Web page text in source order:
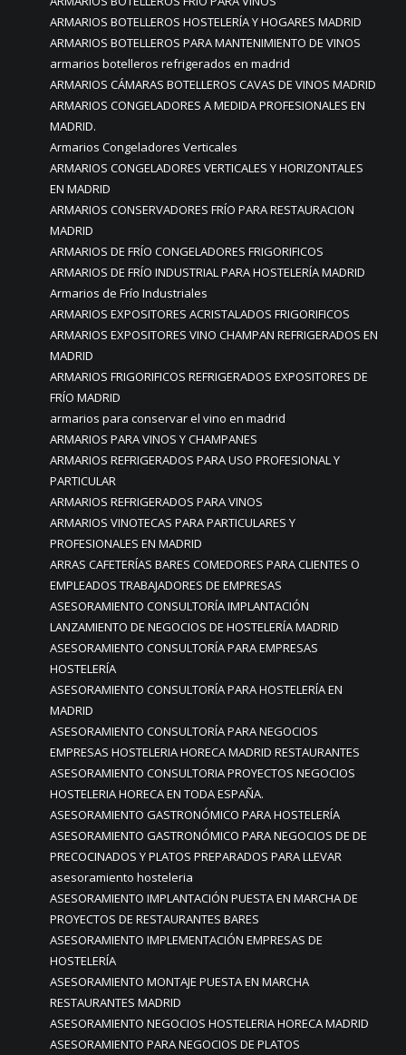
ARMARIOS BOTELLEROS HOSTELERÍA Y HOGARES MADRID
ARMARIOS BOTELLEROS PARA MANTENIMIENTO DE VINOS
armarios botelleros refrigerados en madrid
ARMARIOS CÁMARAS BOTELLEROS CAVAS DE VINOS MADRID
ARMARIOS CONGELADORES A MEDIDA PROFESIONALES EN
MADRID.
Armarios Congeladores Verticales
ARMARIOS CONGELADORES VERTICALES Y HORIZONTALES
EN MADRID
ARMARIOS CONSERVADORES FRÍO PARA RESTAURACION
MADRID
ARMARIOS DE FRÍO CONGELADORES FRIGORIFICOS
ARMARIOS DE FRÍO INDUSTRIAL PARA HOSTELERÍA MADRID
Armarios de Frío Industriales
ARMARIOS EXPOSITORES ACRISTALADOS FRIGORIFICOS
ARMARIOS EXPOSITORES VINO CHAMPAN REFRIGERADOS EN
MADRID
ARMARIOS FRIGORIFICOS REFRIGERADOS EXPOSITORES DE
FRÍO MADRID
armarios para conservar el vino en madrid
ARMARIOS PARA VINOS Y CHAMPANES
ARMARIOS REFRIGERADOS PARA USO PROFESIONAL Y
PARTICULAR
ARMARIOS REFRIGERADOS PARA VINOS
ARMARIOS VINOTECAS PARA PARTICULARES Y
PROFESIONALES EN MADRID
ARRAS CAFETERÍAS BARES COMEDORES PARA CLIENTES O
EMPLEADOS TRABAJADORES DE EMPRESAS
ASESORAMIENTO CONSULTORÍA IMPLANTACIÓN
LANZAMIENTO DE NEGOCIOS DE HOSTELERÍA MADRID
ASESORAMIENTO CONSULTORÍA PARA EMPRESAS
HOSTELERÍA
ASESORAMIENTO CONSULTORÍA PARA HOSTELERÍA EN
MADRID
ASESORAMIENTO CONSULTORÍA PARA NEGOCIOS
EMPRESAS HOSTELERIA HORECA MADRID RESTAURANTES
ASESORAMIENTO CONSULTORIA PROYECTOS NEGOCIOS
HOSTELERIA HORECA EN TODA ESPAÑA.
ASESORAMIENTO GASTRONÓMICO PARA HOSTELERÍA
ASESORAMIENTO GASTRONÓMICO PARA NEGOCIOS DE DE
PRECOCINADOS Y PLATOS PREPARADOS PARA LLEVAR
asesoramiento hosteleria
ASESORAMIENTO IMPLANTACIÓN PUESTA EN MARCHA DE
PROYECTOS DE RESTAURANTES BARES
ASESORAMIENTO IMPLEMENTACIÓN EMPRESAS DE
HOSTELERÍA
ASESORAMIENTO MONTAJE PUESTA EN MARCHA
RESTAURANTES MADRID
ASESORAMIENTO NEGOCIOS HOSTELERIA HORECA MADRID
ASESORAMIENTO PARA NEGOCIOS DE PLATOS